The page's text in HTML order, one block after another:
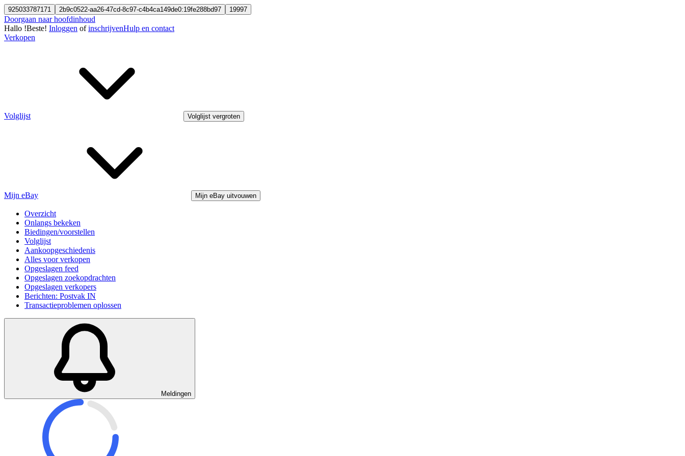
925033787171 2b9c0522-aa26-47cd-8c97-c4b4ca149de0:19fe288bd97 19997
Doorgaan naar hoofdinhoud
Hallo !Beste! Inloggen ofinschrijvenHulp en contact
Verkopen
Volglijst Volglijst vergroten
Mijn eBay Mijn eBay uitvouwen
Overzicht
Onlangs bekeken
Biedingen/voorstellen
Volglijst
Aankoopgeschiedenis
Alles voor verkopen
Opgeslagen feed
Opgeslagen zoekopdrachten
Opgeslagen verkopers
Berichten: Postvak IN
Transactieproblemen oplossen
Meldingen